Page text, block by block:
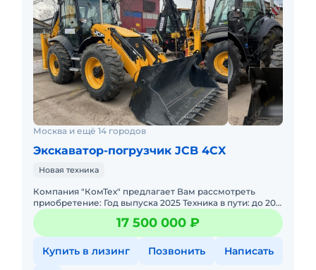
Москва и ещё 14 городов
Экскаватор-погрузчик JCB 4CX
Новая техника
Компания "КомТех" предлагает Вам рассмотреть
приобретение: Год выпуска 2025 Техника в пути: до 20
июля прибывает в Москву. Успейте забронировать!
&bull
17 500 000 ₽
Купить в лизинг Позвонить Написать